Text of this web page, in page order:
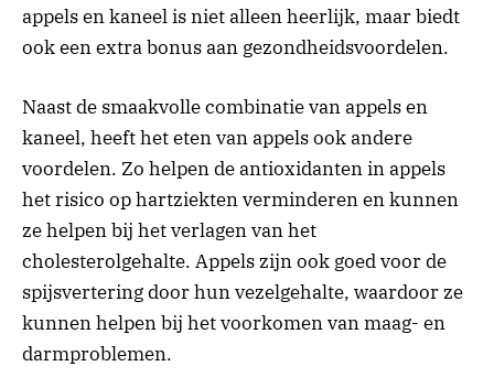
appels en kaneel is niet alleen heerlijk, maar biedt
ook een extra bonus aan gezondheidsvoordelen.
Naast de smaakvolle combinatie van appels en
kaneel, heeft het eten van appels ook andere
voordelen. Zo helpen de antioxidanten in appels
het risico op hartziekten verminderen en kunnen
ze helpen bij het verlagen van het
cholesterolgehalte. Appels zijn ook goed voor de
spijsvertering door hun vezelgehalte, waardoor ze
kunnen helpen bij het voorkomen van maag- en
darmproblemen.